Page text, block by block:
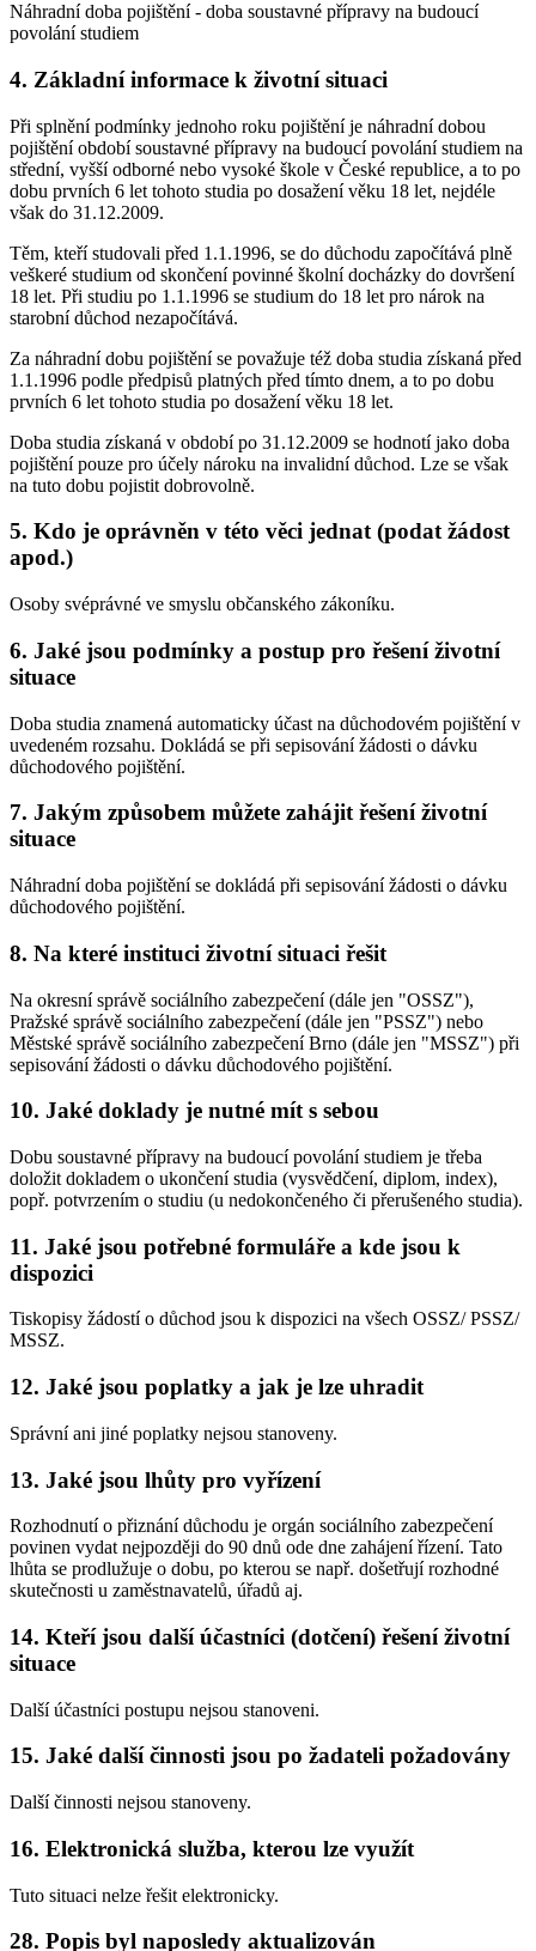
Náhradní doba pojištění - doba soustavné přípravy na budoucí
povolání studiem
4. Základní informace k životní situaci
Při splnění podmínky jednoho roku pojištění je náhradní dobou
pojištění období soustavné přípravy na budoucí povolání studiem na
střední, vyšší odborné nebo vysoké škole v České republice, a to po
dobu prvních 6 let tohoto studia po dosažení věku 18 let, nejdéle
však do 31.12.2009.
Těm, kteří studovali před 1.1.1996, se do důchodu započítává plně
veškeré studium od skončení povinné školní docházky do dovršení
18 let. Při studiu po 1.1.1996 se studium do 18 let pro nárok na
starobní důchod nezapočítává.
Za náhradní dobu pojištění se považuje též doba studia získaná před
1.1.1996 podle předpisů platných před tímto dnem, a to po dobu
prvních 6 let tohoto studia po dosažení věku 18 let.
Doba studia získaná v období po 31.12.2009 se hodnotí jako doba
pojištění pouze pro účely nároku na invalidní důchod. Lze se však
na tuto dobu pojistit dobrovolně.
5. Kdo je oprávněn v této věci jednat (podat žádost
apod.)
Osoby svéprávné ve smyslu občanského zákoníku.
6. Jaké jsou podmínky a postup pro řešení životní
situace
Doba studia znamená automaticky účast na důchodovém pojištění v
uvedeném rozsahu. Dokládá se při sepisování žádosti o dávku
důchodového pojištění.
7. Jakým způsobem můžete zahájit řešení životní
situace
Náhradní doba pojištění se dokládá při sepisování žádosti o dávku
důchodového pojištění.
8. Na které instituci životní situaci řešit
Na okresní správě sociálního zabezpečení (dále jen "OSSZ"),
Pražské správě sociálního zabezpečení (dále jen "PSSZ") nebo
Městské správě sociálního zabezpečení Brno (dále jen "MSSZ") při
sepisování žádosti o dávku důchodového pojištění.
10. Jaké doklady je nutné mít s sebou
Dobu soustavné přípravy na budoucí povolání studiem je třeba
doložit dokladem o ukončení studia (vysvědčení, diplom, index),
popř. potvrzením o studiu (u nedokončeného či přerušeného studia).
11. Jaké jsou potřebné formuláře a kde jsou k
dispozici
Tiskopisy žádostí o důchod jsou k dispozici na všech OSSZ/ PSSZ/
MSSZ.
12. Jaké jsou poplatky a jak je lze uhradit
Správní ani jiné poplatky nejsou stanoveny.
13. Jaké jsou lhůty pro vyřízení
Rozhodnutí o přiznání důchodu je orgán sociálního zabezpečení
povinen vydat nejpozději do 90 dnů ode dne zahájení řízení. Tato
lhůta se prodlužuje o dobu, po kterou se např. došetřují rozhodné
skutečnosti u zaměstnavatelů, úřadů aj.
14. Kteří jsou další účastníci (dotčení) řešení životní
situace
Další účastníci postupu nejsou stanoveni.
15. Jaké další činnosti jsou po žadateli požadovány
Další činnosti nejsou stanoveny.
16. Elektronická služba, kterou lze využít
Tuto situaci nelze řešit elektronicky.
28. Popis byl naposledy aktualizován